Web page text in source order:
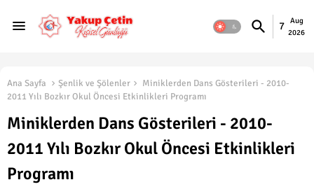
7
Aug
2026
Ana Sayfa Şenlik ve Şölenler
Miniklerden Dans Gösterileri - 2010-
2011 Yılı Bozkır Okul Öncesi Etkinlikleri Programı
Miniklerden Dans Gösterileri - 2010-
2011 Yılı Bozkır Okul Öncesi Etkinlikleri
Programı